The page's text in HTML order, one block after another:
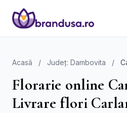
Acasă / Județ: Dambovita /
Florarie online
Livrare flori